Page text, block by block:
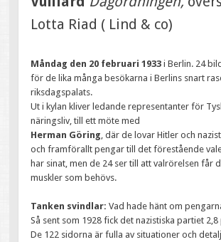
Lotta Riad ( Lind & co)
Måndag den 20 februari 1933 i Berlin. 24
för de lika många besökarna i Berlins snart
riksdagspalats.
Ut i kylan kliver ledande representanter för
näringsliv, till ett möte med
Herman Göring, där de lovar Hitler och
och framförallt pengar till det förestående
har sinat, men de 24 ser till att valrörelsen får
muskler som behövs.
Tanken svindlar: Vad hade hänt om
Så sent som 1928 fick det nazistiska partiet
De 122 sidorna är fulla av situationer och